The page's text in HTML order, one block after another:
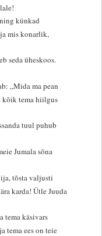
künkad
mis konarlik,
seda üheskoos.
„Mida ma pean
kõik tema hiilgus
tuul puhub
Jumala sõna
tõsta valjusti
karda! Ütle Juuda
tema käsivars
tema ees on teie